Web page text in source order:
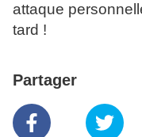
attaque
tard !
Partager